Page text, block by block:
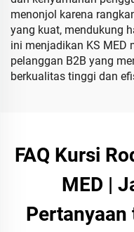
menonjol karena
yang kuat, mendukung
ini menjadikan KS MED
pelanggan B2B yang
berkualitas tinggi dan
FAQ Kursi
MED |
Pertanyaan